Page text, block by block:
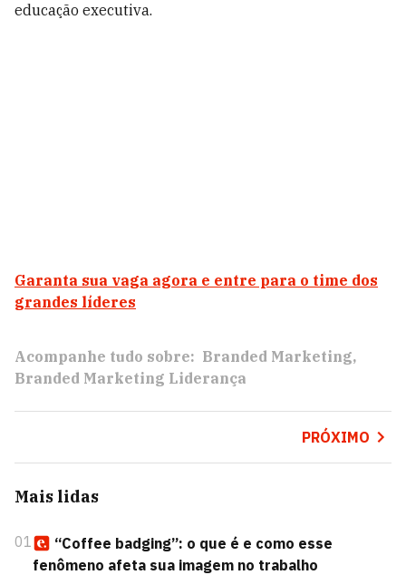
educação executiva.
Garanta sua vaga agora e entre para o time dos
grandes líderes
Acompanhe tudo sobre: Branded Marketing
Branded Marketing Liderança
PRÓXIMO
Mais lidas
01
“Coffee badging”: o que é e como esse
fenômeno afeta sua imagem no trabalho